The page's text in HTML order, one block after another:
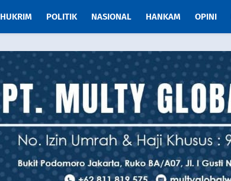
HUKRIM POLITIK NASIONAL HANKAM OPINI